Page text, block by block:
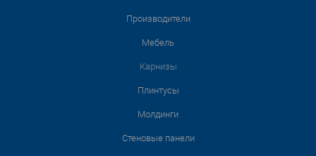
Производители
Мебель
Карнизы
Плинтусы
Молдинги
Стеновые панели